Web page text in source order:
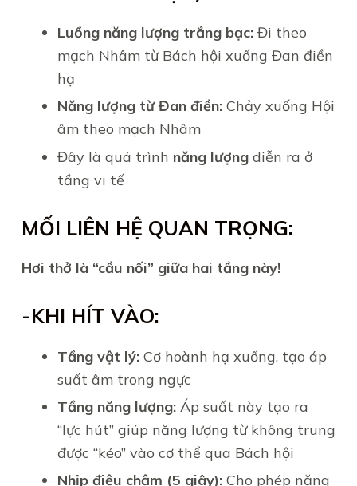
Luồng năng lượng trắng bạc:Đi theo
mạch Nhâm từ Bách hội xuống Đan điền
hạ
Năng lượng từ Đan điền:Chảy xuống Hội
âm theo mạch Nhâm
Đây là quá trình năng lượngdiễn ra ở
tầng vi tế
MỐI LIÊN HỆ QUAN TRỌNG:
Hơi thở là “cầu nối” giữa hai tầng này!
-KHI HÍT VÀO:
Tầng vật lý:Cơ hoành hạ xuống, tạo áp
suất âm trong ngực
Tầng năng lượng:Áp suất này tạo ra
“lực hút” giúp năng lượng từ không trung
được “kéo” vào cơ thể qua Bách hội
Nhịp điệu chậm (5 giây):Cho phép năng